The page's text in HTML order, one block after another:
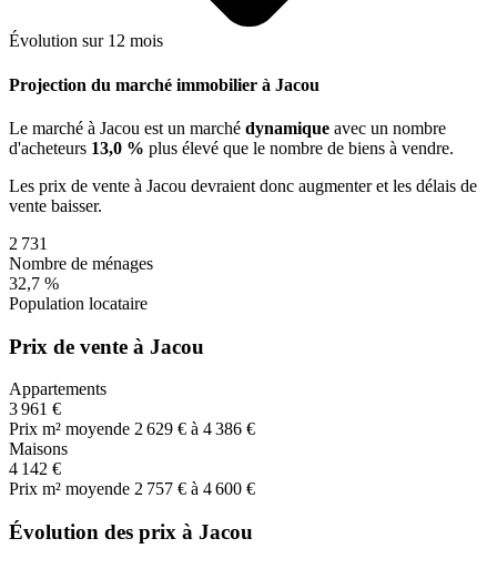
Évolution sur 12 mois
Projection du marché immobilier à Jacou
Le marché à Jacou est un marché dynamique avec un nombre
d'acheteurs 13,0 % plus élevé que le nombre de biens à vendre.
Les prix de vente à Jacou devraient donc augmenteret les délais de
vente baisser.
2 731
Nombre de ménages
32,7 %
Population locataire
Prix de vente à Jacou
Appartements
3 961 €
Prix m² moyende 2 629 € à 4 386 €
Maisons
4 142 €
Prix m² moyende 2 757 € à 4 600 €
Évolution des prix à Jacou